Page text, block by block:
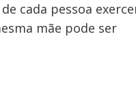
cada pessoa
mãe pode ser